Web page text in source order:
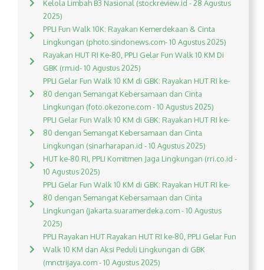
Kelola Limbah B3 Nasional (stockreview.id - 28 Agustus
2025)
PPLI Fun Walk 10K: Rayakan Kemerdekaan & Cinta
Lingkungan (photo.sindonews.com- 10 Agustus 2025)
Rayakan HUT RI Ke-80, PPLI Gelar Fun Walk 10 KM Di
GBK (rm.id- 10 Agustus 2025)
PPLI Gelar Fun Walk 10 KM di GBK: Rayakan HUT RI ke-
80 dengan Semangat Kebersamaan dan Cinta
Lingkungan (foto.okezone.com - 10 Agustus 2025)
PPLI Gelar Fun Walk 10 KM di GBK: Rayakan HUT RI ke-
80 dengan Semangat Kebersamaan dan Cinta
Lingkungan (sinarharapan.id - 10 Agustus 2025)
HUT ke-80 RI, PPLI Komitmen Jaga Lingkungan (rri.co.id -
10 Agustus 2025)
PPLI Gelar Fun Walk 10 KM di GBK: Rayakan HUT RI ke-
80 dengan Semangat Kebersamaan dan Cinta
Lingkungan (jakarta.suaramerdeka.com - 10 Agustus
2025)
PPLI Rayakan HUT Rayakan HUT RI ke-80, PPLI Gelar Fun
Walk 10 KM dan Aksi Peduli Lingkungan di GBK
(mnctrijaya.com - 10 Agustus 2025)